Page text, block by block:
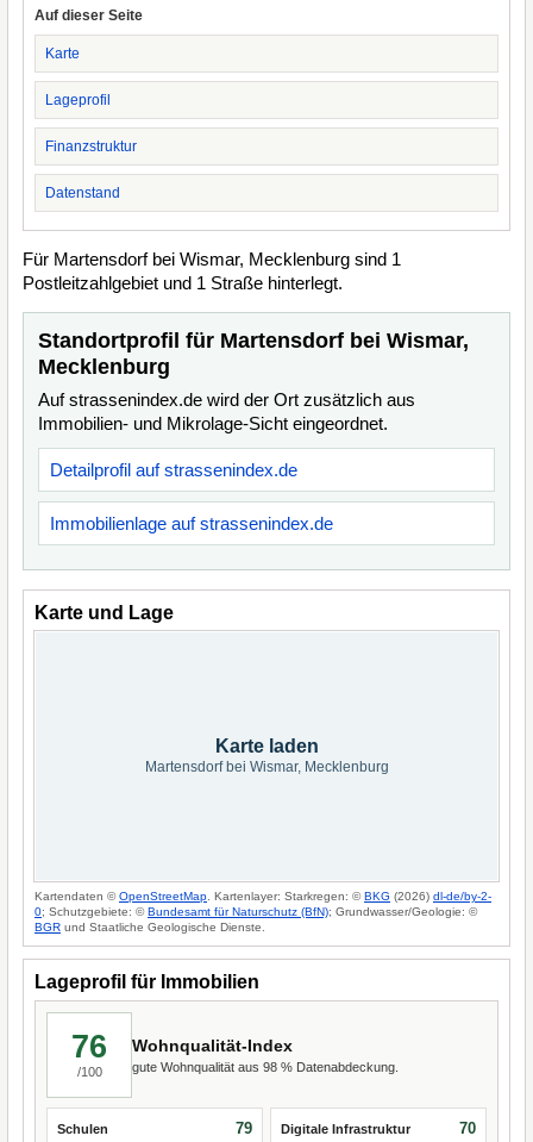
Auf dieser Seite
Karte
Lageprofil
Finanzstruktur
Datenstand
Für Martensdorf bei Wismar, Mecklenburg sind 1
Postleitzahlgebiet und 1 Straße hinterlegt.
Standortprofil für Martensdorf bei Wismar,
Mecklenburg
Auf strassenindex.de wird der Ort zusätzlich aus
Immobilien- und Mikrolage-Sicht eingeordnet.
Detailprofil auf strassenindex.de
Immobilienlage auf strassenindex.de
Karte und Lage
Karte laden
Martensdorf bei Wismar, Mecklenburg
Kartendaten ©OpenStreetMap . Kartenlayer: Starkregen: ©BKG (2026) dl-de/by-2-
0; Schutzgebiete: ©Bundesamt für Naturschutz (BfN); Grundwasser/Geologie: ©
BGR und Staatliche Geologische Dienste.
Lageprofil für Immobilien
76
/100
Wohnqualität-Index
gute Wohnqualität aus 98 % Datenabdeckung.
Schulen 79 Digitale Infrastruktur 70